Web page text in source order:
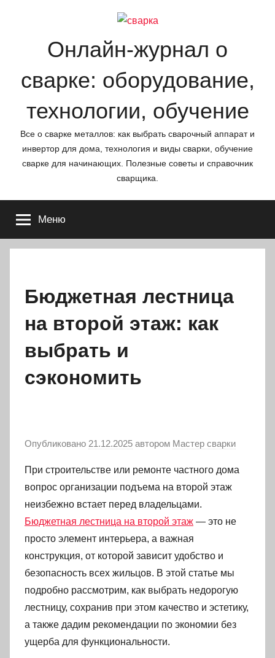
содержимомуОнлайн-журнал о
сварке: оборудование,
технологии, обучение
Все о сварке металлов: как выбрать сварочный аппарат и
инвертор для дома, технология и виды сварки, обучение
сварке для начинающих. Полезные советы и справочник
сварщика.
Меню
Бюджетная лестница
на второй этаж: как
выбрать и
сэкономить
Опубликовано 21.12.2025 автором Мастер сварки
При строительстве или ремонте частного дома
вопрос организации подъема на второй этаж
неизбежно встает перед владельцами.
Бюджетная лестница на второй этаж — это не
просто элемент интерьера, а важная
конструкция, от которой зависит удобство и
безопасность всех жильцов. В этой статье мы
подробно рассмотрим, как выбрать недорогую
лестницу, сохранив при этом качество и эстетику,
а также дадим рекомендации по экономии без
ущерба для функциональности.